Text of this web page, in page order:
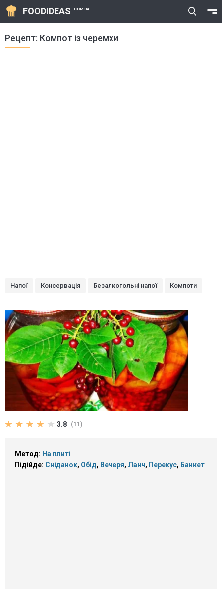
FOODIDEAS COM.UA
Рецепт: Компот із черемхи
Напої Консервація Безалкогольні напої Компоти
3.8 (11)
Метод: На плиті
Підійде: Сніданок, Обід, Вечеря, Ланч, Перекус, Банкет